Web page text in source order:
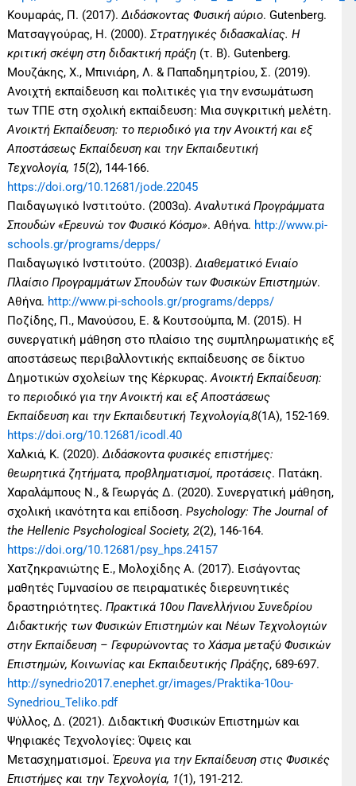
Κουμαράς, Π. (2017).Διδάσκοντας Φυσική αύριο. Gutenberg.
Ματσαγγούρας, Η. (2000).Στρατηγικές διδασκαλίας. Η
κριτική σκέψη στη διδακτική πράξη (τ. Β). Gutenberg.
Μουζάκης, Χ., Μπινιάρη, Λ. & Παπαδημητρίου, Σ. (2019).
Ανοιχτή εκπαίδευση και πολιτικές για την ενσωμάτωση
των ΤΠΕ στη σχολική εκπαίδευση: Μια συγκριτική μελέτη.
Ανοικτή Εκπαίδευση: το περιοδικό για την Ανοικτή και εξ
Αποστάσεως Εκπαίδευση και την Εκπαιδευτική
Τεχνολογία, 15(2), 144-166.
https://doi.org/10.12681/jode.22045
Παιδαγωγικό Ινστιτούτο. (2003α).Αναλυτικά Προγράμματα
Σπουδών «Ερευνώ τον Φυσικό Κόσμο». Αθήνα. http://www.pi-
schools.gr/programs/depps/
Παιδαγωγικό Ινστιτούτο. (2003β).Διαθεματικό Ενιαίο
Πλαίσιο Προγραμμάτων Σπουδών των Φυσικών Επιστημών.
Αθήνα. http://www.pi-schools.gr/programs/depps/
Ποζίδης, Π., Μανούσου, Ε. & Κουτσούμπα, Μ. (2015). Η
συνεργατική μάθηση στο πλαίσιο της συμπληρωματικής εξ
αποστάσεως περιβαλλοντικής εκπαίδευσης σε δίκτυο
Δημοτικών σχολείων της Κέρκυρας.Ανοικτή Εκπαίδευση:
το περιοδικό για την Ανοικτή και εξ Αποστάσεως
Εκπαίδευση και την Εκπαιδευτική Τεχνολογία,8(1Α), 152-169.
https://doi.org/10.12681/icodl.40
Χαλκιά, Κ. (2020).Διδάσκοντα φυσικές επιστήμες:
θεωρητικά ζητήματα, προβληματισμοί, προτάσεις. Πατάκη.
Χαραλάμπους Ν., & Γεωργάς Δ. (2020). Συνεργατική μάθηση,
σχολική ικανότητα και επίδοση.Psychology: The Journal of
the Hellenic Psychological Society, 2(2), 146-164.
https://doi.org/10.12681/psy_hps.24157
Χατζηκρανιώτης Ε., Μολοχίδης Α. (2017). Εισάγοντας
μαθητές Γυμνασίου σε πειραματικές διερευνητικές
δραστηριότητες.Πρακτικά 10ου Πανελλήνιου Συνεδρίου
Διδακτικής των Φυσικών Επιστημών και Νέων Τεχνολογιών
στην Εκπαίδευση – Γεφυρώνοντας το Χάσμα μεταξύ Φυσικών
Επιστημών, Κοινωνίας και Εκπαιδευτικής Πράξης, 689-697.
http://synedrio2017.enephet.gr/images/Praktika-10ou-
Synedriou_Teliko.pdf
Ψύλλος, Δ. (2021). Διδακτική Φυσικών Επιστημών και
Ψηφιακές Τεχνολογίες: Όψεις και
Μετασχηματισμοί. Έρευνα για την Εκπαίδευση στις Φυσικές
Επιστήμες και την Τεχνολογία, 1(1), 191-212.